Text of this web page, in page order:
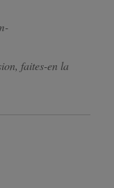
faites-en la